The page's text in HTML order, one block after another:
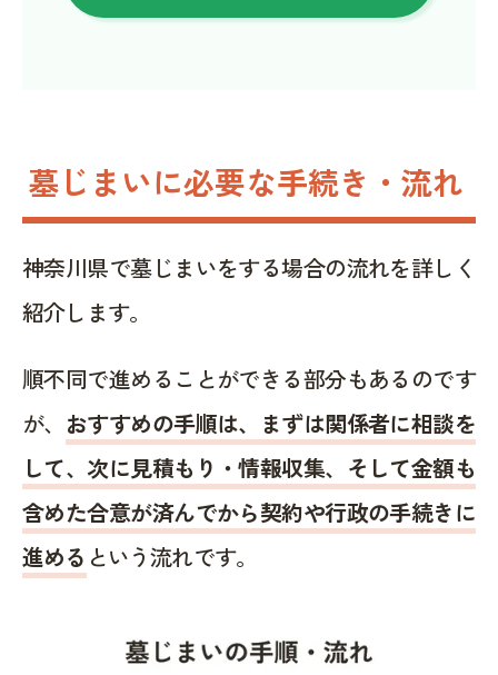
墓じまいに必要な手続き・流れ
神奈川県で墓じまいをする場合の流れを詳しく
紹介します。
順不同で進めることができる部分もあるのです
が、 おすすめの手順は、まずは関係者に相談を
して、次に見積もり・情報収集、そして金額も
含めた合意が済んでから契約や行政の手続きに
進める という流れです。